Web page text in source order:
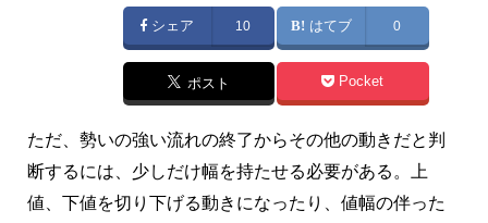
シェア 10 はてブ 0
ポスト Pocket
ただ、勢いの強い流れの終了からその他の動きだと判
断するには、少しだけ幅を持たせる必要がある。上
値、下値を切り下げる動きになったり、値幅の伴った